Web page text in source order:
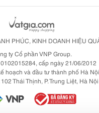
PHÚC, KINH DOANH HIỆU
ty Cổ phần VNP Group.
cấp ngày 21/06/2012
hoạch và đầu tư thành phố Hà Nội
Thái Thịnh, P. Trung Liệt, Hà Nội